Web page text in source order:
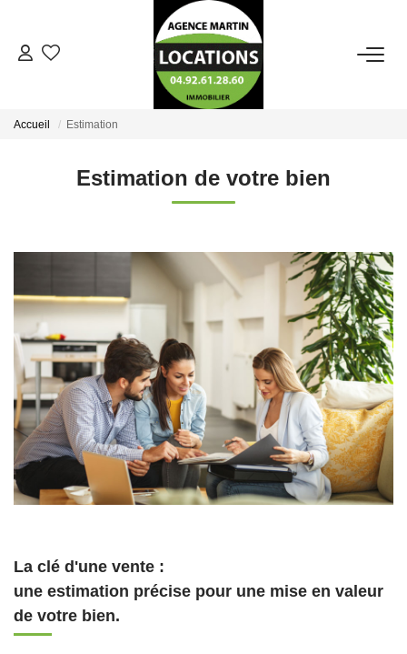
ACCUEIL
AGENCE
ALERTE MAIL
ESTIMATION
CONTACT
Accueil Estimation
Estimation de votre bien
La clé d'une vente :
une estimation précise pour une mise en valeur
de votre bien.